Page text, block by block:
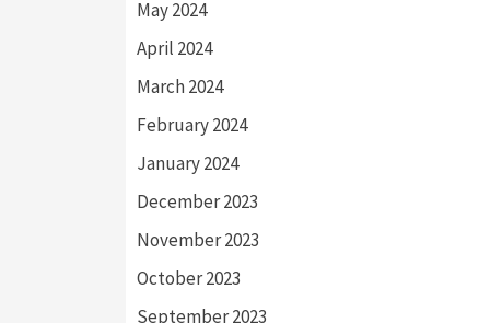
May 2024
April 2024
March 2024
February 2024
January 2024
December 2023
November 2023
October 2023
September 2023